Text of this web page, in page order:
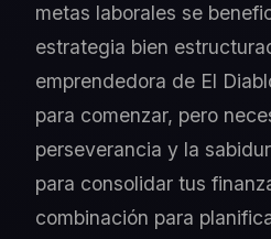
metas laborales se
estrategia bien
emprendedora de El
para comenzar, pero
perseverancia y la
para consolidar tus
combinación para